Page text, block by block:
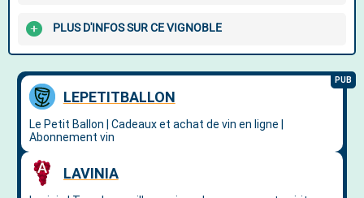
PLUS D'INFOS SUR CE VIGNOBLE